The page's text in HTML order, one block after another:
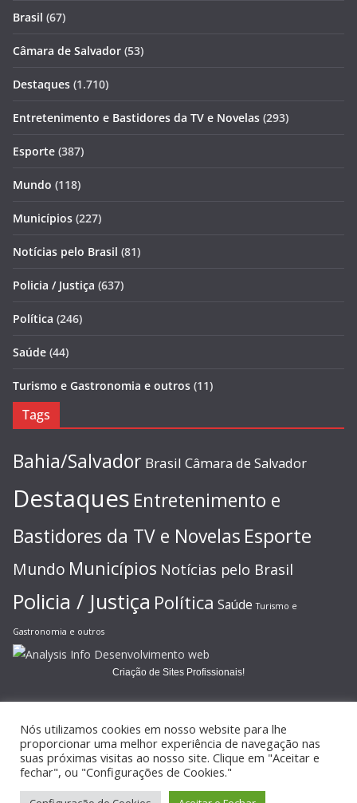
Brasil (67)
Câmara de Salvador (53)
Destaques (1.710)
Entretenimento e Bastidores da TV e Novelas (293)
Esporte (387)
Mundo (118)
Municípios (227)
Notícias pelo Brasil (81)
Policia / Justiça (637)
Política (246)
Saúde (44)
Turismo e Gastronomia e outros (11)
Tags
Bahia/Salvador Brasil Câmara de Salvador
Destaques Entretenimento e
Bastidores da TV e Novelas Esporte
Mundo Municípios Notícias pelo Brasil
Policia / Justiça Política Saúde Turismo e
Gastronomia e outros
Criação de Sites Profissionais!
Copyright © 2026JORNAL GAZETA ONLINE
reservados.
Nós utilizamos cookies em nosso website para lhe
proporcionar uma melhor experiência de navegação nas
suas próximas visitas ao nosso site. Clique em "Aceitar e
fechar", ou "Configurações de Cookies."